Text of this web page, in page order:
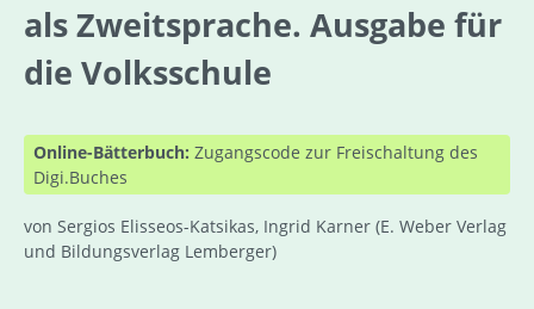
als Zweitsprache. Ausgabe für
die Volksschule
Online-Bätterbuch: Zugangscode zur Freischaltung des
Digi.Buches
von Sergios Elisseos-Katsikas, Ingrid Karner (E. Weber Verlag
und Bildungsverlag Lemberger)